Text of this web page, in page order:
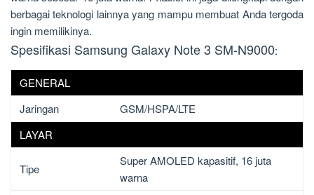
berbagai teknologi lainnya yang mampu membuat Anda tergoda
ingin memilikinya.
Spesifikasi Samsung Galaxy Note 3 SM-N9000:
GENERAL
Jaringan
GSM/HSPA/LTE
LAYAR
Tipe
Super AMOLED kapasitif, 16 juta
warna